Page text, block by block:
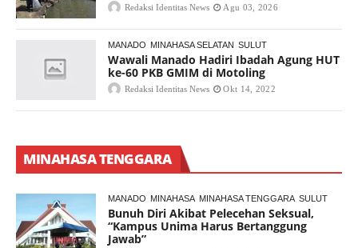
Redaksi Identitas News Agu 03, 2026
MANADO MINAHASA SELATAN SULUT
Wawali Manado Hadiri Ibadah Agung HUT
ke-60 PKB GMIM di Motoling
Redaksi Identitas News Okt 14, 2022
MINAHASA TENGGARA
MANADO MINAHASA MINAHASA TENGGARA SULUT
Bunuh Diri Akibat Pelecehan Seksual,
“Kampus Unima Harus Bertanggung
Jawab”